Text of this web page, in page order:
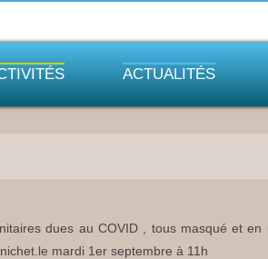
ACTUALITÉS
dues au COVID , tous masqué et
mardi 1er septembre à 11h